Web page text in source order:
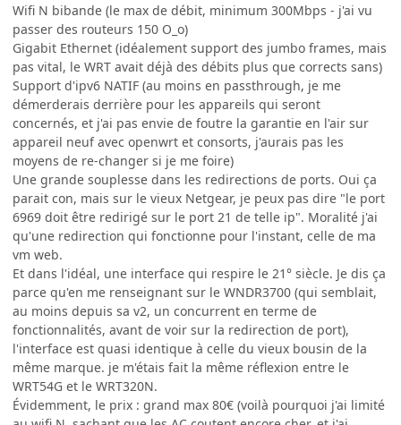
Wifi N bibande (le max de débit, minimum 300Mbps - j'ai vu
passer des routeurs 150 O_o)
Gigabit Ethernet (idéalement support des jumbo frames, mais
pas vital, le WRT avait déjà des débits plus que corrects sans)
Support d'ipv6 NATIF (au moins en passthrough, je me
démerderais derrière pour les appareils qui seront
concernés, et j'ai pas envie de foutre la garantie en l'air sur
appareil neuf avec openwrt et consorts, j'aurais pas les
moyens de re-changer si je me foire)
Une grande souplesse dans les redirections de ports. Oui ça
parait con, mais sur le vieux Netgear, je peux pas dire "le port
6969 doit être redirigé sur le port 21 de telle ip". Moralité j'ai
qu'une redirection qui fonctionne pour l'instant, celle de ma
vm web.
Et dans l'idéal, une interface qui respire le 21° siècle. Je dis ça
parce qu'en me renseignant sur le WNDR3700 (qui semblait,
au moins depuis sa v2, un concurrent en terme de
fonctionnalités, avant de voir sur la redirection de port),
l'interface est quasi identique à celle du vieux bousin de la
même marque. je m'étais fait la même réflexion entre le
WRT54G et le WRT320N.
Évidemment, le prix : grand max 80€ (voilà pourquoi j'ai limité